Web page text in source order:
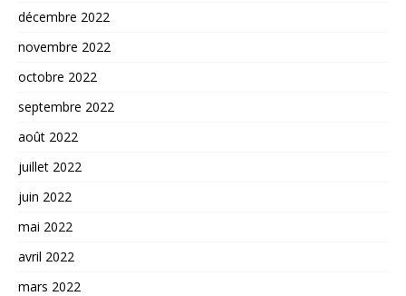
décembre 2022
novembre 2022
octobre 2022
septembre 2022
août 2022
juillet 2022
juin 2022
mai 2022
avril 2022
mars 2022